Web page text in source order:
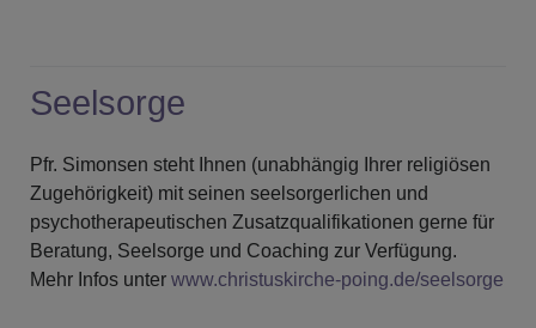
Seelsorge
Pfr. Simonsen steht Ihnen (unabhängig Ihrer religiösen
Zugehörigkeit) mit seinen seelsorgerlichen und
psychotherapeutischen Zusatzqualifikationen gerne für
Beratung, Seelsorge und Coaching zur Verfügung.
Mehr Infos unter www.christuskirche-poing.de/seelsorge